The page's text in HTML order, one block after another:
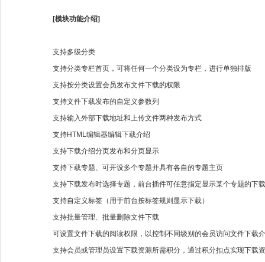
[模块功能介绍]
支持多级分类
支持分类专栏首页，可将任何一个分类设为专栏，进行单独排版
支持按分类设置会员发布文件下载的权限
支持文件下载发布的自定义参数列
支持输入外部下载地址和上传文件两种发布方式
支持HTML编辑器编辑下载介绍
支持下载介绍分页发布和分页显示
支持下载专题、可开设多个专题并具有各自的专题主页
支持下载发布时选择专题，前台插件可任意指定显示某个专题的下载
支持自定义标签（用于前台按标签规则显示下载）
支持批量管理、批量删除文件下载
可设置文件下载的阅读权限，以控制不同级别的会员访问文件下载
支持会员或管理员设置下载资源所需积分，通过积分扣点实现下载